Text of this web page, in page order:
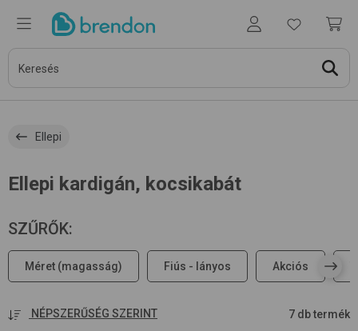
Ellepi
Ellepi kardigán, kocsikabát
SZŰRŐK:
Méret (magasság) Fiús - lányos Akciós
NÉPSZERŰSÉG SZERINT 7 db termék